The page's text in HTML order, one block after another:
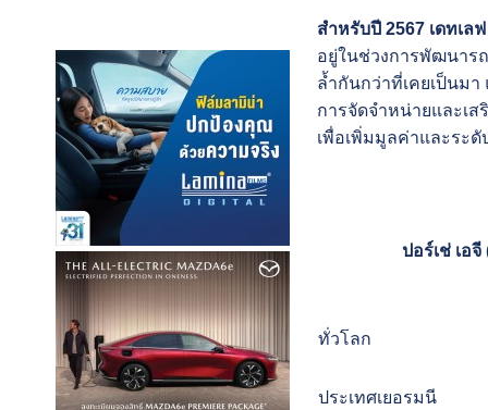
สำหรับปี 2567 เดทเล
อยู่ในช่วงการพัฒนาร
ล้ำกันกว่าที่เคยเป็นม
การจัดจำหน่ายและเส
เพื่อเพิ่มมูลค่าและระ
ปอร์เช่ เอ
ทั่วโลก
ประเทศเยอรมนี